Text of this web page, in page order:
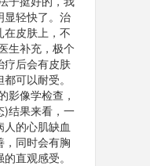
显轻快了。治
在皮肤上，不
生补充，极个
疗后会有皮肤
可以耐受。
影像学检查，
)结果来看，一
的心肌缺血
，同时会有胸
直观感受。